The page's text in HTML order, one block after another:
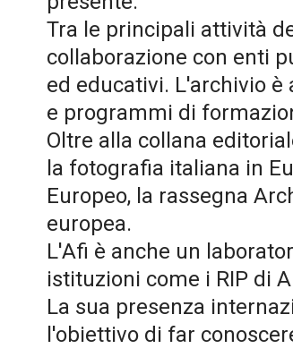
Tra le principali attività
collaborazione con enti
ed educativi. L'archivio
e programmi di
Oltre alla collana
la fotografia italiana in
Europeo, la rassegna
europea.
L'Afi è anche un
istituzioni come i RIP di
La sua presenza
l'obiettivo di far